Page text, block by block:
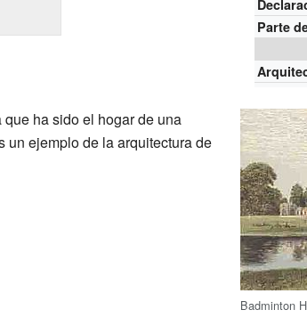
Parte
Badminton
ha sido el hogar de una
un ejemplo de la arquitectura de